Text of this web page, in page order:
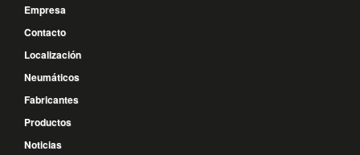
Empresa
Contacto
Localización
Neumáticos
Fabricantes
Productos
Noticias